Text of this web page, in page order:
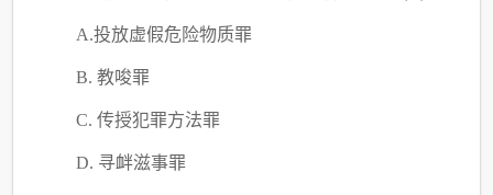
A.投放虚假危险物质罪
B. 教唆罪
C. 传授犯罪方法罪
D. 寻衅滋事罪